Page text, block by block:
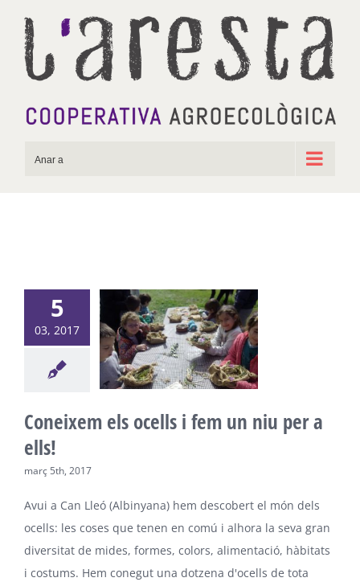
content
Anar a
5
03, 2017
Coneixem els ocells i fem un niu per a
ells!
març 5th, 2017
Avui a Can Lleó (Albinyana) hem descobert el món dels
ocells: les coses que tenen en comú i alhora la seva gran
diversitat de mides, formes, colors, alimentació, hàbitats
i costums. Hem conegut una dotzena d'ocells de tota